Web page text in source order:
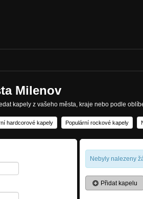
Milenov
kapely z vašeho města, kraje nebo podle
hardcorové kapely Populární rockové kapely
Nebyly nalezeny
Přidat kapelu